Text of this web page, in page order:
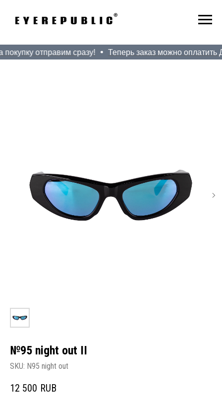
отправим сразу! Теперь заказ можно оплатить
№95 night out II
SKU: N95 night out
12 500 RUB